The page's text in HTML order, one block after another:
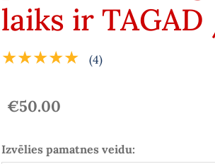
laiks ir
★★★★★ (4)
€50.00
Izvēlies pamatnes veidu: